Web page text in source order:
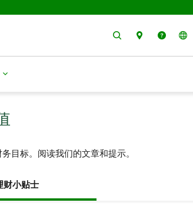
搜索 分行预约帮助
目标。阅读我们的文章和提示。
财小贴士